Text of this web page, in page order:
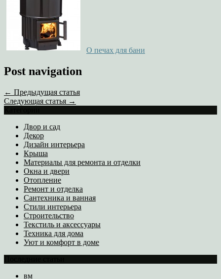
О печах для бани
Post navigation
← Предыдущая статья
Следующая статья →
Двор и сад
Декор
Дизайн интерьера
Крыша
Материалы для ремонта и отделки
Окна и двери
Отопление
Ремонт и отделка
Сантехника и ванная
Стили интерьера
Строительство
Текстиль и аксессуары
Техника для дома
Уют и комфорт в доме
вм